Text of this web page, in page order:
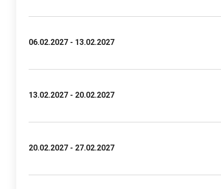
06.02.2027 - 13.02.2027
13.02.2027 - 20.02.2027
20.02.2027 - 27.02.2027